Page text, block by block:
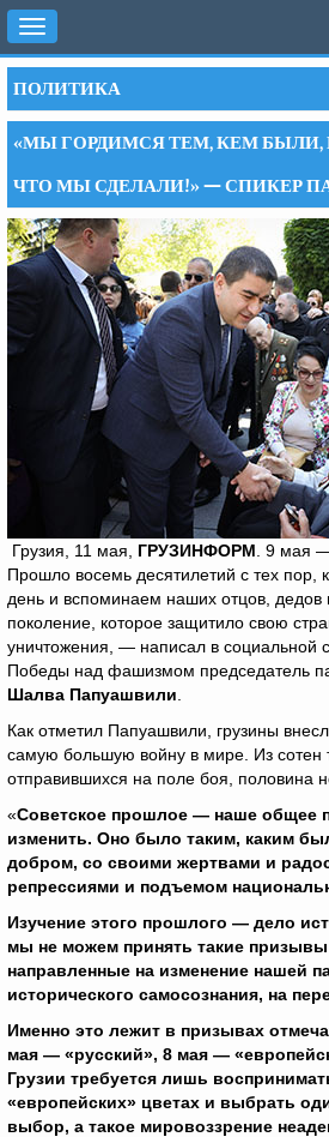
Toggle
navigation
ПОЛИТИКА
«МЫ ГОРДИМСЯ ТЕМ, КЕМ БЫЛИ,
ЧТО МЫ СДЕЛАЛИ!» — СПИКЕР
Грузия, 11 мая, ГРУЗИНФОРМ . 9 мая
Прошло восемь десятилетий с тех пор,
день и вспоминаем наших отцов,
поколение, которое защитило свою
уничтожения, — написал в социальной
Победы над фашизмом председатель
Шалва Папуашвили
Как отметил Папуашвили, грузины
самую большую войну в мире. Из сотен
отправившихся на поле боя, половина
«Советское прошлое — наше общее
изменить. Оно было таким, каким
добром, со своими жертвами и
репрессиями и подъемом
Изучение этого прошлого — дело
мы не можем принять такие
направленные на изменение нашей
исторического самосознания, на
Именно это лежит в призывах
мая — «русский», 8 мая —
Грузии требуется лишь
«европейских» цветах и ​​выбрать
выбор, а такое мировоззрение